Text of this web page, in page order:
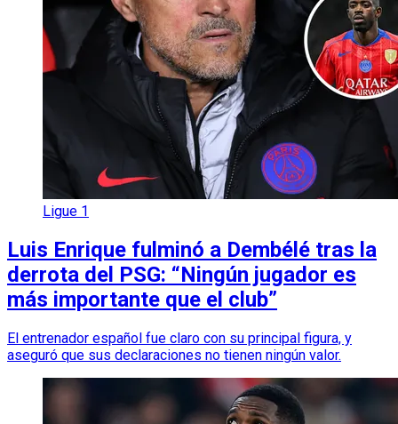
Ligue 1
Luis Enrique fulminó a Dembélé tras la
derrota del PSG: “Ningún jugador es
más importante que el club”
El entrenador español fue claro con su principal figura, y
aseguró que sus declaraciones no tienen ningún valor.